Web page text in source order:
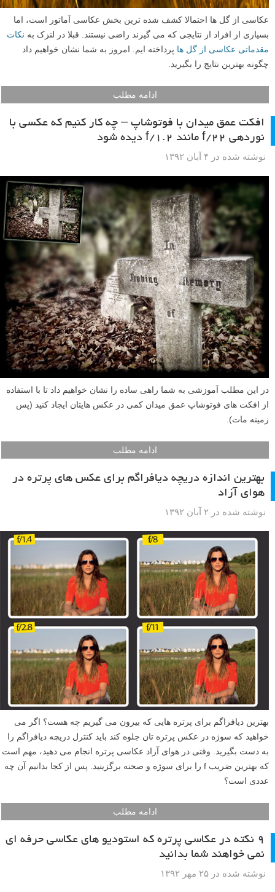
عکاسی از گل ها احتمالا کشف شده ترین بخش عکاسی آماتور است، اما
بسیاری از افراد از نتایجی که می گیرند راضی نیستند. قبلا در لنزک به نکات
مقدماتی عکاسی از گل ها پرداخته ایم. امروز به شما نشان خواهیم داد
چگونه بهترین نتایج را بگیرید.
ادامه مطلب
افکت عمق میدان با فوتوشاپ – چه کار کنیم که عکسی با
نوردهی f/22 مانند f/1.2 دیده شود
نوشته شده در ۴ آبان ۱۳۹۲
در این مطلب آموزشی به شما راهی ساده را نشان خواهیم داد تا با استفاده
از افکت های فوتوشاپ عمق میدان کمی در عکس هایتان ایجاد کنید (پس
زمینه مات).
ادامه مطلب
بهترین اندازه دریچه دیافراگم برای عکس های پرتره در
هوای آزاد
نوشته شده در ۲ آبان ۱۳۹۲
بهترین دیافراگم برای پرتره هایی که بیرون می گیریم چه هست؟ اگر می
خواهید که سوژه در عکس پرتره تان جلوه کند باید کنترل دریچه دیافراگم را
به دست بگیرید. وقتی در هوای آزاد عکاسی پرتره انجام می دهید، مهم است
که بهترین ضریب f را برای سوژه و صحنه برگزینید. پس از کجا بدانیم آن چه
عددی است؟
ادامه مطلب
۹ نکته در عکاسی پرتره که استودیو های عکاسی حرفه ای
نمی خواهند شما بدانید
نوشته شده در ۲۵ مهر ۱۳۹۲